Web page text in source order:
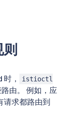
，
istioctl
由。 例如，应
请求都路由到